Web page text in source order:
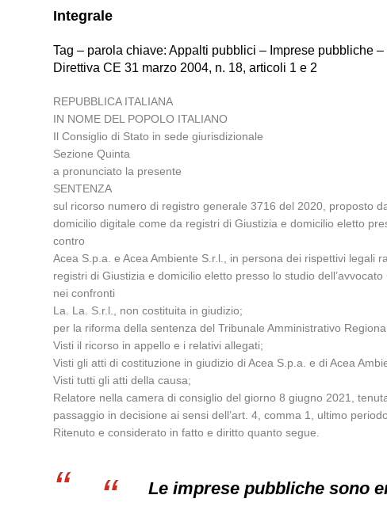
Integrale
Tag – parola chiave: Appalti pubblici – Imprese pubbliche
Direttiva CE 31 marzo 2004, n. 18, articoli 1 e 2
REPUBBLICA ITALIANA
IN NOME DEL POPOLO ITALIANO
Il Consiglio di Stato in sede giurisdizionale
Sezione Quinta
a pronunciato la presente
SENTENZA
sul ricorso numero di registro generale 3716 del 2020, proposto
domicilio digitale come da registri di Giustizia e domicilio eletto
contro
Acea S.p.a. e Acea Ambiente S.r.l., in persona dei rispettivi
registri di Giustizia e domicilio eletto presso lo studio
nei confronti
La. La. S.r.l., non costituita in giudizio;
per la riforma della sentenza del Tribunale Amministrativo
Visti il ricorso in appello e i relativi allegati;
Visti gli atti di costituzione in giudizio di Acea S.p.a. e di Acea
Visti tutti gli atti della causa;
Relatore nella camera di consiglio del giorno 8 giugno 2021,
passaggio in decisione ai sensi dell’art. 4, comma 1, ultimo
Ritenuto e considerato in fatto e diritto quanto segue.
Le imprese pubbliche sono